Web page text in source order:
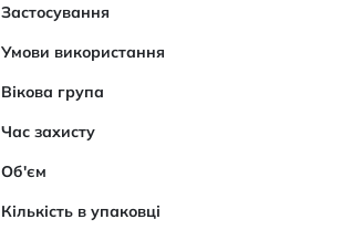
Застосування
Умови використання
Вікова група
Час захисту
Об'єм
Кількість в упаковці